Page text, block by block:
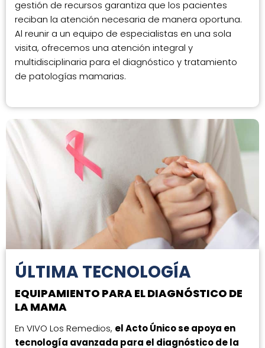
gestión de recursos garantiza que los pacientes
reciban la atención necesaria de manera oportuna.
Al reunir a un equipo de especialistas en una sola
visita, ofrecemos una atención integral y
multidisciplinaria para el diagnóstico y tratamiento
de patologías mamarias.
ÚLTIMA TECNOLOGÍA
EQUIPAMIENTO PARA EL DIAGNÓSTICO DE
LA MAMA
En VIVO Los Remedios, el Acto Único se apoya en
tecnología avanzada para el diagnóstico de la